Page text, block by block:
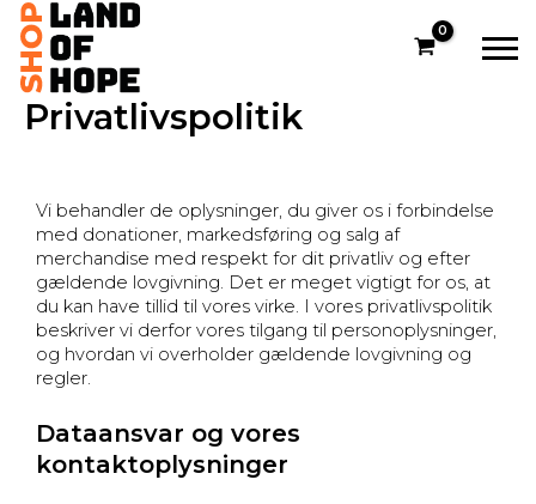
Gå
indholdet
Privatlivspolitik
Vi behandler de oplysninger, du giver os i forbindelse
med donationer, markedsføring og salg af
merchandise med respekt for dit privatliv og efter
gældende lovgivning. Det er meget vigtigt for os, at
du kan have tillid til vores virke. I vores privatlivspolitik
beskriver vi derfor vores tilgang til personoplysninger,
og hvordan vi overholder gældende lovgivning og
regler.
Dataansvar og vores
kontaktoplysninger